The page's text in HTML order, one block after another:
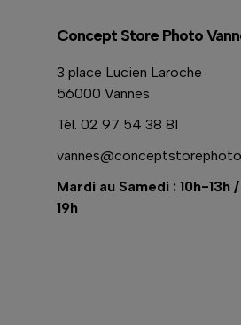
Concept Store Photo
3 place Lucien Laroche
56000 Vannes
Tél. 02 97 54 38 81
Mardi au Samedi : 10h-13h
19h